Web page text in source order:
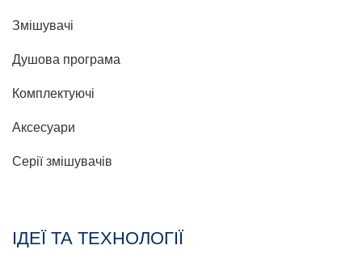
Змішувачі
Душова програма
Комплектуючі
Аксесуари
Серії змішувачів
ІДЕЇ ТА ТЕХНОЛОГІЇ